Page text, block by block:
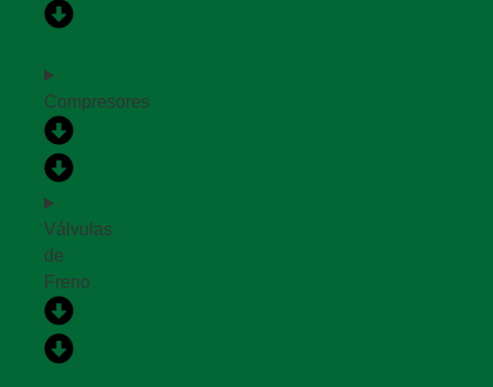
Compresores
Válvulas
de
Freno